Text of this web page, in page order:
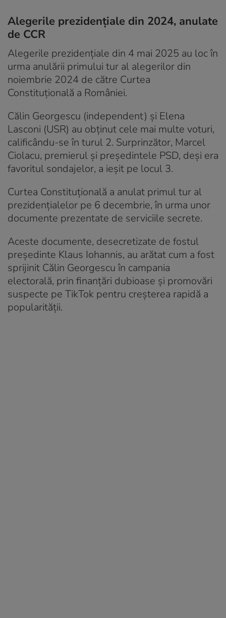
Alegerile prezidențiale din 2024, anulate
de CCR
Alegerile prezidențiale din 4 mai 2025 au loc în
urma anulării primului tur al alegerilor din
noiembrie 2024 de către Curtea
Constituțională a României.
Călin Georgescu (independent) și Elena
Lasconi (USR) au obținut cele mai multe voturi,
calificându-se în turul 2. Surprinzător, Marcel
Ciolacu, premierul și președintele PSD, deși era
favoritul sondajelor, a ieșit pe locul 3.
Curtea Constituțională a anulat primul tur al
prezidențialelor pe 6 decembrie, în urma unor
documente prezentate de serviciile secrete.
Aceste documente, desecretizate de fostul
președinte Klaus Iohannis, au arătat cum a fost
sprijinit Călin Georgescu în campania
electorală, prin finanțări dubioase și promovări
suspecte pe TikTok pentru creșterea rapidă a
popularității.